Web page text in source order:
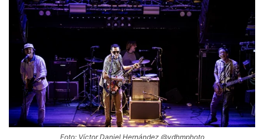
Foto: Víctor Daniel Hernández @vdhmphoto